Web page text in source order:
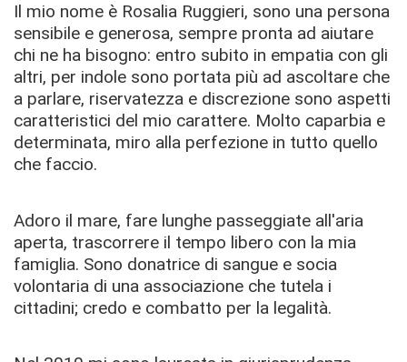
Il mio nome è Rosalia Ruggieri, sono una persona
sensibile e generosa, sempre pronta ad aiutare
chi ne ha bisogno: entro subito in empatia con gli
altri, per indole sono portata più ad ascoltare che
a parlare, riservatezza e discrezione sono aspetti
caratteristici del mio carattere. Molto caparbia e
determinata, miro alla perfezione in tutto quello
che faccio.
Adoro il mare, fare lunghe passeggiate all'aria
aperta, trascorrere il tempo libero con la mia
famiglia. Sono donatrice di sangue e socia
volontaria di una associazione che tutela i
cittadini; credo e combatto per la legalità.